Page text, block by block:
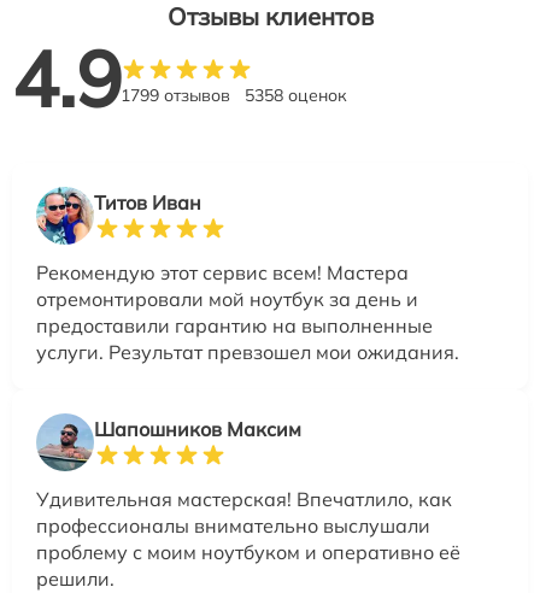
Отзывы клиентов
4.91799 отзывов 5358 оценок
Титов Иван
Рекомендую этот сервис всем! Мастера
отремонтировали мой ноутбук за день и
предоставили гарантию на выполненные
услуги. Результат превзошел мои ожидания.
Шапошников Максим
Удивительная мастерская! Впечатлило, как
профессионалы внимательно выслушали
проблему с моим ноутбуком и оперативно её
решили.